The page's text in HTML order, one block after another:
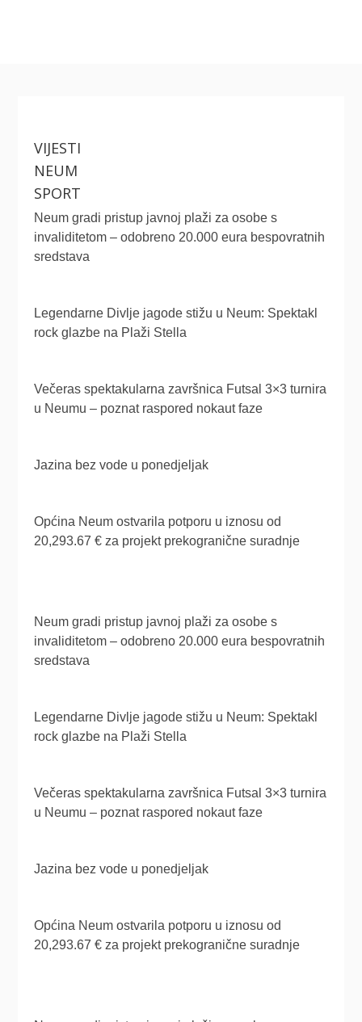
VIJESTI
NEUM
SPORT
Neum gradi pristup javnoj plaži za osobe s
invaliditetom – odobreno 20.000 eura bespovratnih
sredstava
Legendarne Divlje jagode stižu u Neum: Spektakl
rock glazbe na Plaži Stella
Večeras spektakularna završnica Futsal 3×3 turnira
u Neumu – poznat raspored nokaut faze
Jazina bez vode u ponedjeljak
Općina Neum ostvarila potporu u iznosu od
20,293.67 € za projekt prekogranične suradnje
Neum gradi pristup javnoj plaži za osobe s
invaliditetom – odobreno 20.000 eura bespovratnih
sredstava
Legendarne Divlje jagode stižu u Neum: Spektakl
rock glazbe na Plaži Stella
Večeras spektakularna završnica Futsal 3×3 turnira
u Neumu – poznat raspored nokaut faze
Jazina bez vode u ponedjeljak
Općina Neum ostvarila potporu u iznosu od
20,293.67 € za projekt prekogranične suradnje